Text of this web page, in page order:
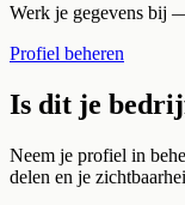
Werk je gegevens bij
Profiel beheren
Is dit je
Neem je profiel in
delen en je